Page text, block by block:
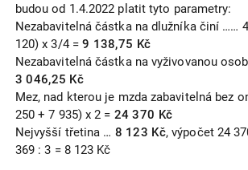
budou od 1.4.2022 platit tyto parametry:
Nezabavitelná částka na dlužníka činí ……
120) x 3/4 = 9 138,75 Kč
Nezabavitelná částka na vyživovanou
3 046,25 Kč
Mez, nad kterou je mzda zabavitelná bez
250 + 7 935) x 2 = 24 370 Kč
Nejvyšší třetina … 8 123 Kč, výpočet 24
369 : 3 = 8 123 Kč